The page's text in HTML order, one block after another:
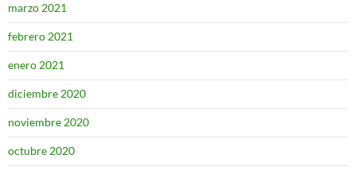
marzo 2021
febrero 2021
enero 2021
diciembre 2020
noviembre 2020
octubre 2020